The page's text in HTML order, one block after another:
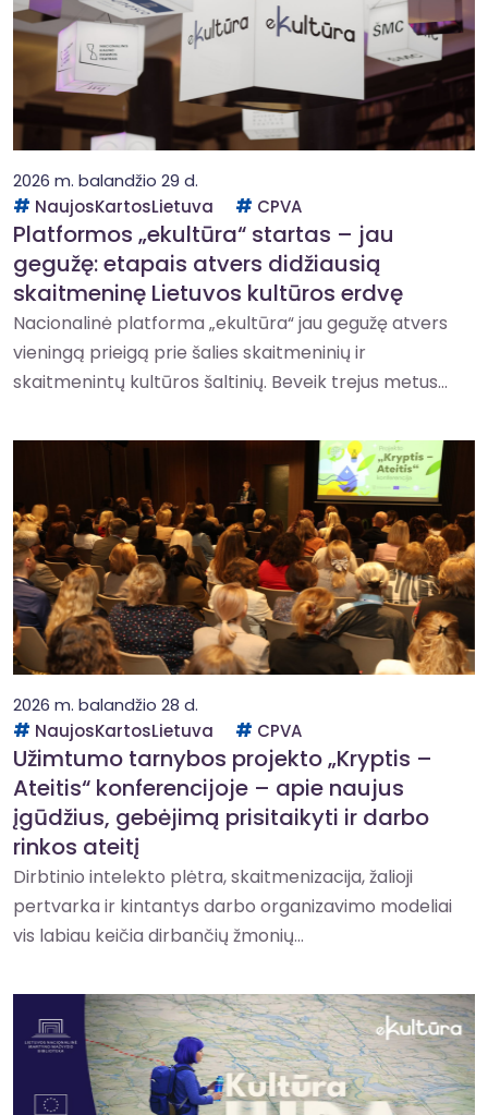
2026 m. balandžio 29 d.
NaujosKartosLietuva
CPVA
Platformos „ekultūra“ startas – jau
gegužę: etapais atvers didžiausią
skaitmeninę Lietuvos kultūros erdvę
Nacionalinė platforma „ekultūra“ jau gegužę atvers
vieningą prieigą prie šalies skaitmeninių ir
skaitmenintų kultūros šaltinių. Beveik trejus metus...
2026 m. balandžio 28 d.
NaujosKartosLietuva
CPVA
Užimtumo tarnybos projekto „Kryptis –
Ateitis“ konferencijoje – apie naujus
įgūdžius, gebėjimą prisitaikyti ir darbo
rinkos ateitį
Dirbtinio intelekto plėtra, skaitmenizacija, žalioji
pertvarka ir kintantys darbo organizavimo modeliai
vis labiau keičia dirbančių žmonių...